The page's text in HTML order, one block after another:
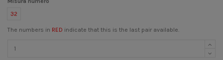
32
The numbers in RED indicate that this is the last pair available.